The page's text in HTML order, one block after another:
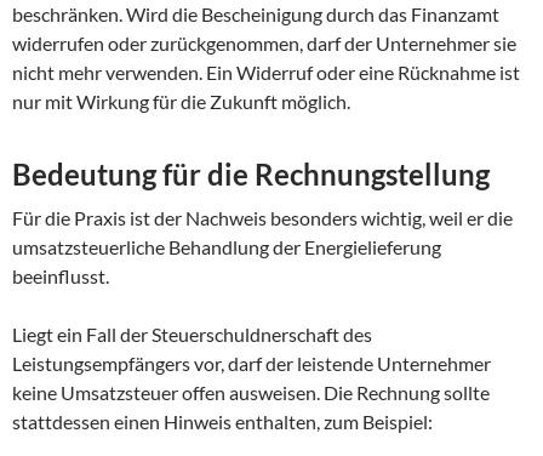
beschränken. Wird die Bescheinigung durch das Finanzamt
widerrufen oder zurückgenommen, darf der Unternehmer sie
nicht mehr verwenden. Ein Widerruf oder eine Rücknahme ist
nur mit Wirkung für die Zukunft möglich.
Bedeutung für die Rechnungstellung
Für die Praxis ist der Nachweis besonders wichtig, weil er die
umsatzsteuerliche Behandlung der Energielieferung
beeinflusst.
Liegt ein Fall der Steuerschuldnerschaft des
Leistungsempfängers vor, darf der leistende Unternehmer
keine Umsatzsteuer offen ausweisen. Die Rechnung sollte
stattdessen einen Hinweis enthalten, zum Beispiel: